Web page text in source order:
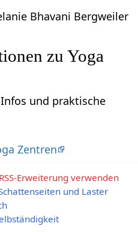
Bhavani Bergweiler
zu Yoga
und praktische
Zentren
Erweiterung verwenden
und Laster